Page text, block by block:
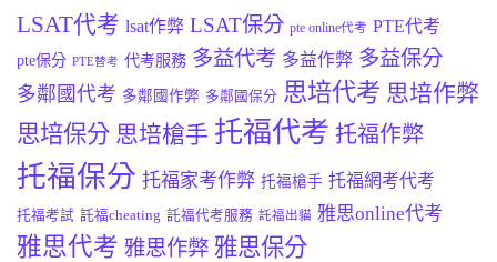
LSAT代考 lsat作弊 LSAT保分 pte online代考 PTE代考
pte保分 PTE替考 代考服務 多益代考 多益作弊 多益保分
多鄰國代考 多鄰國作弊 多鄰國保分 思培代考 思培作弊
思培保分 思培槍手 托福代考 托福作弊
托福保分 托福家考作弊 托福槍手 托福網考代考
托福考試 託福cheating 託福代考服務 託福出貓 雅思online代考
雅思代考 雅思作弊 雅思保分